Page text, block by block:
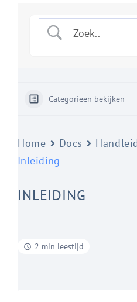
Categorieën bekijken
Home Docs
Inleiding
INLEIDING
2 min leestijd